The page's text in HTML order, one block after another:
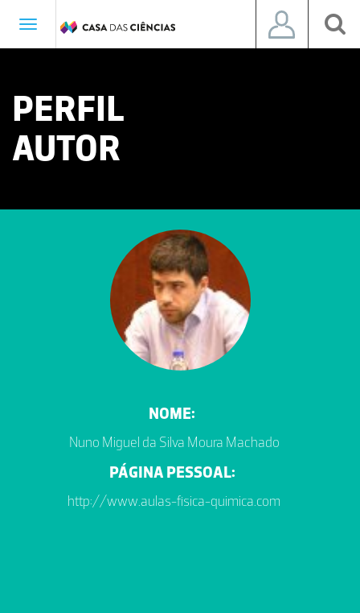
Toggle
PERFIL
AUTOR
NOME:
Nuno Miguel da Silva Moura Machado
PÁGINA PESSOAL:
http://www.aulas-fisica-quimica.com